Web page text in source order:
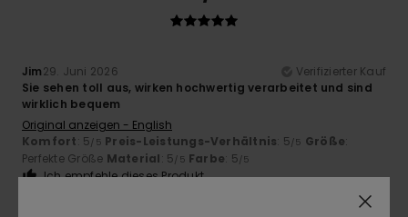
Jim29. Juni 2026
Verifizierter Kauf
Sie sehen toll aus, wirken hochwertig verarbeitet und sind
wirklich bequem
Original anzeigen - English
Komfort: 5/5 Preis-Leistungs-Verhältnis: 5/5 Größe:
Perfekte Größe Material: 5/5 Farbe: 5/5
Ich empfehle dieses Produkt